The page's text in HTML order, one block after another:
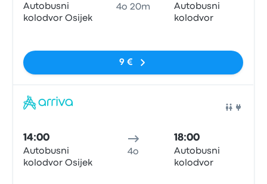
Autobusni
kolodvor Osijek
4o 20m
Autobusni
kolodvor
9 €
14:00
Autobusni
kolodvor Osijek
4o
18:00
Autobusni
kolodvor